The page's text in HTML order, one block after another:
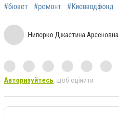
#бювет #ремонт #Киевводфонд
Нипорко Джастина Арсеновна
Авторизуйтесь, щоб оцінити